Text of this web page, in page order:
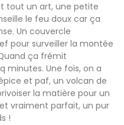
tout un art, une petite
le feu doux car ça
Un couvercle
pour surveiller la montée
ça frémit
minutes. Une fois, on a
et paf, un volcan de
la matière pour un
vraiment parfait, un pur
!